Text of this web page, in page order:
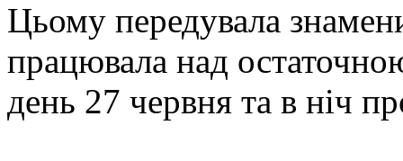
Цьому передувала
працювала над
день 27 червня та в ніч